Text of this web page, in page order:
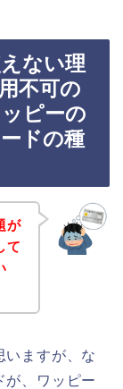
ない理
不可の
ピーの
ドの種
が
て
いますが、な
が、ワッピー